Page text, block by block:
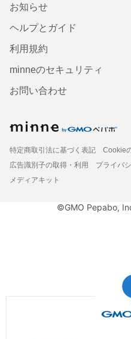
お知らせ
ヘルプとガイド
利用規約
minneのセキュリティ
お問い合わせ
特定商取引法に基づく表記
Cookie
広告識別子の取得・利用
プライバ
メディアキット
©GMO Pepabo,